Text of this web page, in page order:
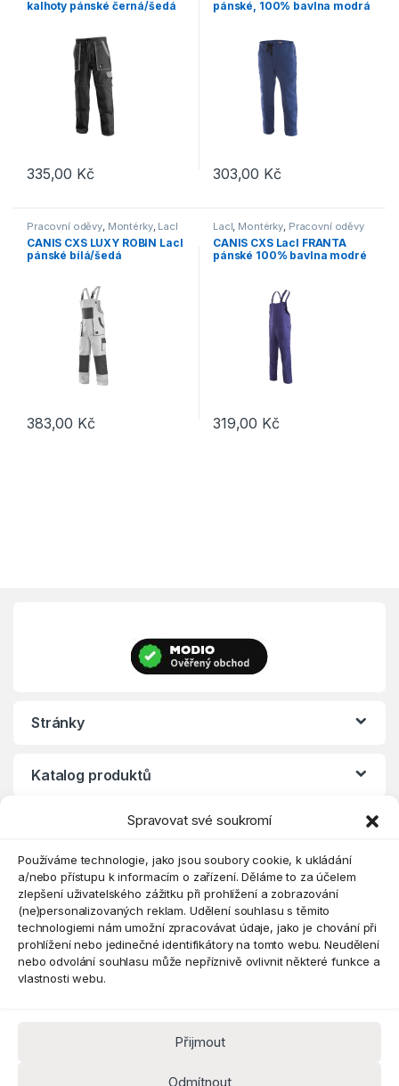
Spravovat své soukromí
Používáme technologie, jako jsou soubory cookie, k ukládání
a/nebo přístupu k informacím o zařízení. Děláme to za účelem
zlepšení uživatelského zážitku při prohlížení a zobrazování
(ne)personalizovaných reklam. Udělení souhlasu s těmito
technologiemi nám umožní zpracovávat údaje, jako je chování při
prohlížení nebo jedinečné identifikátory na tomto webu. Neudělení
nebo odvolání souhlasu může nepříznivě ovlivnit některé funkce a
vlastnosti webu.
Přijmout
Odmítnout
kalhoty pánské černá/šedá
335,00 Kč
Tento produkt má více variant. Možnosti lze vybrat na stránce
pánské, 100% bavlna modrá
303,00 Kč
Tento produkt má více
Pracovní oděvy Montérky, Lacl
CANIS CXS LUXY ROBIN Lacl
pánské bílá/šedá
383,00 Kč
Tento produkt má více variant. Možnosti lze vybrat na stránce
Lacl Montérky Pracovní oděvy
CANIS CXS Lacl FRANTA
pánské 100% bavlna modré
319,00 Kč
Tento produkt má více
Stránky
Katalog produktů
Máte dotaz? Kontaktujte nás